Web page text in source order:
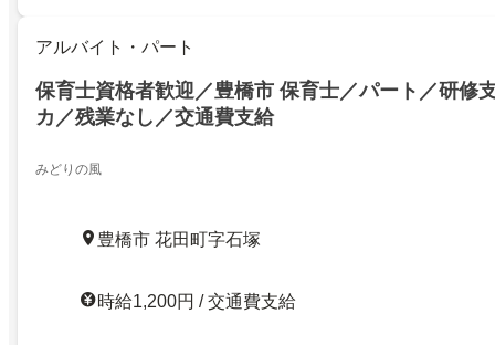
アルバイト・パート
保育士資格者歓迎／豊橋市 保育士／パート／研修
カ／残業なし／交通費支給
みどりの風
豊橋市 花田町字石塚
時給1,200円 / 交通費支給